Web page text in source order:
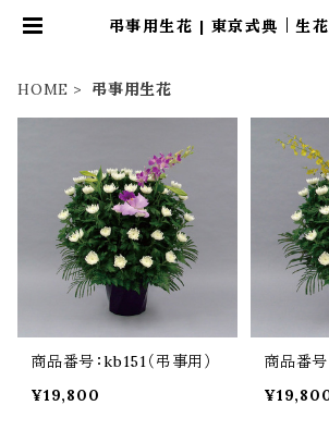
弔事用生花 | 東京式典｜生花
HOME 弔事用生花
商品番号：kb151（弔事用）
¥19,800
商品番号